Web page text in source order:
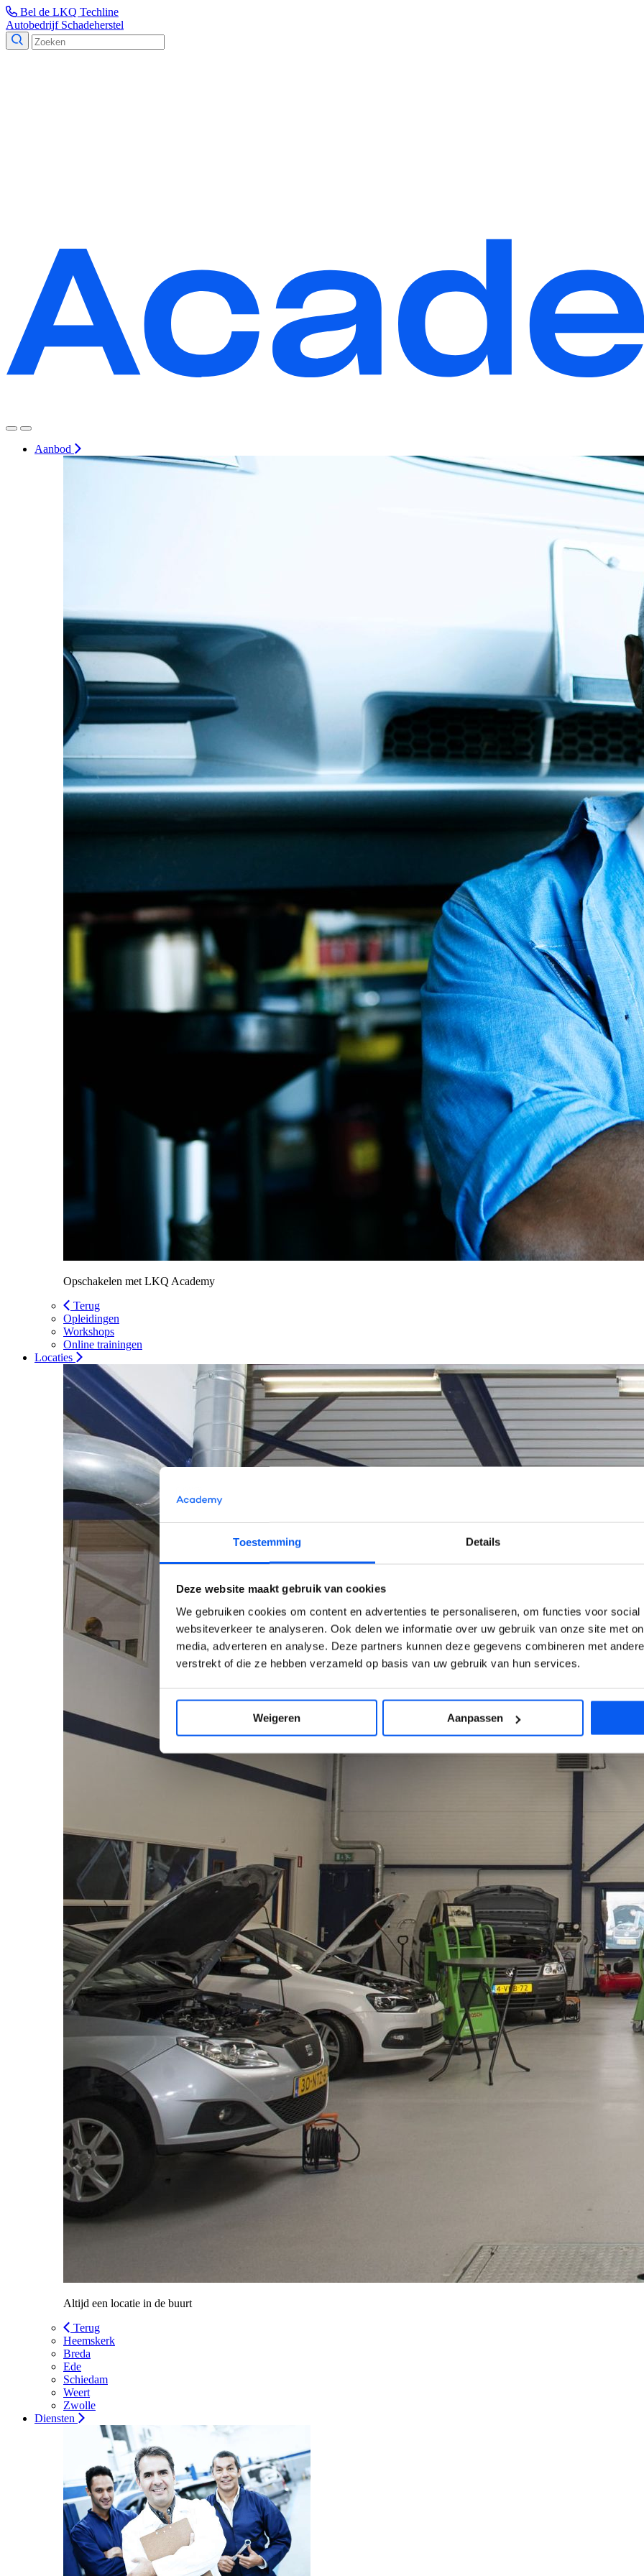
Toestemming Details
Deze website maakt gebruik van cookies
We gebruiken cookies om content en advertenties te personaliseren, om functies voor
websiteverkeer te analyseren. Ook delen we informatie over uw gebruik van onze site met
media, adverteren en analyse. Deze partners kunnen deze gegevens combineren met
verstrekt of die ze hebben verzameld op basis van uw gebruik van hun services.
Weigeren Aanpassen
Bel de LKQ Techline
Autobedrijf Schadeherstel
Aanbod
Opschakelen met LKQ Academy
Terug
Opleidingen
Workshops
Online trainingen
Locaties
Altijd een locatie in de buurt
Terug
Heemskerk
Breda
Ede
Schiedam
Weert
Zwolle
Diensten